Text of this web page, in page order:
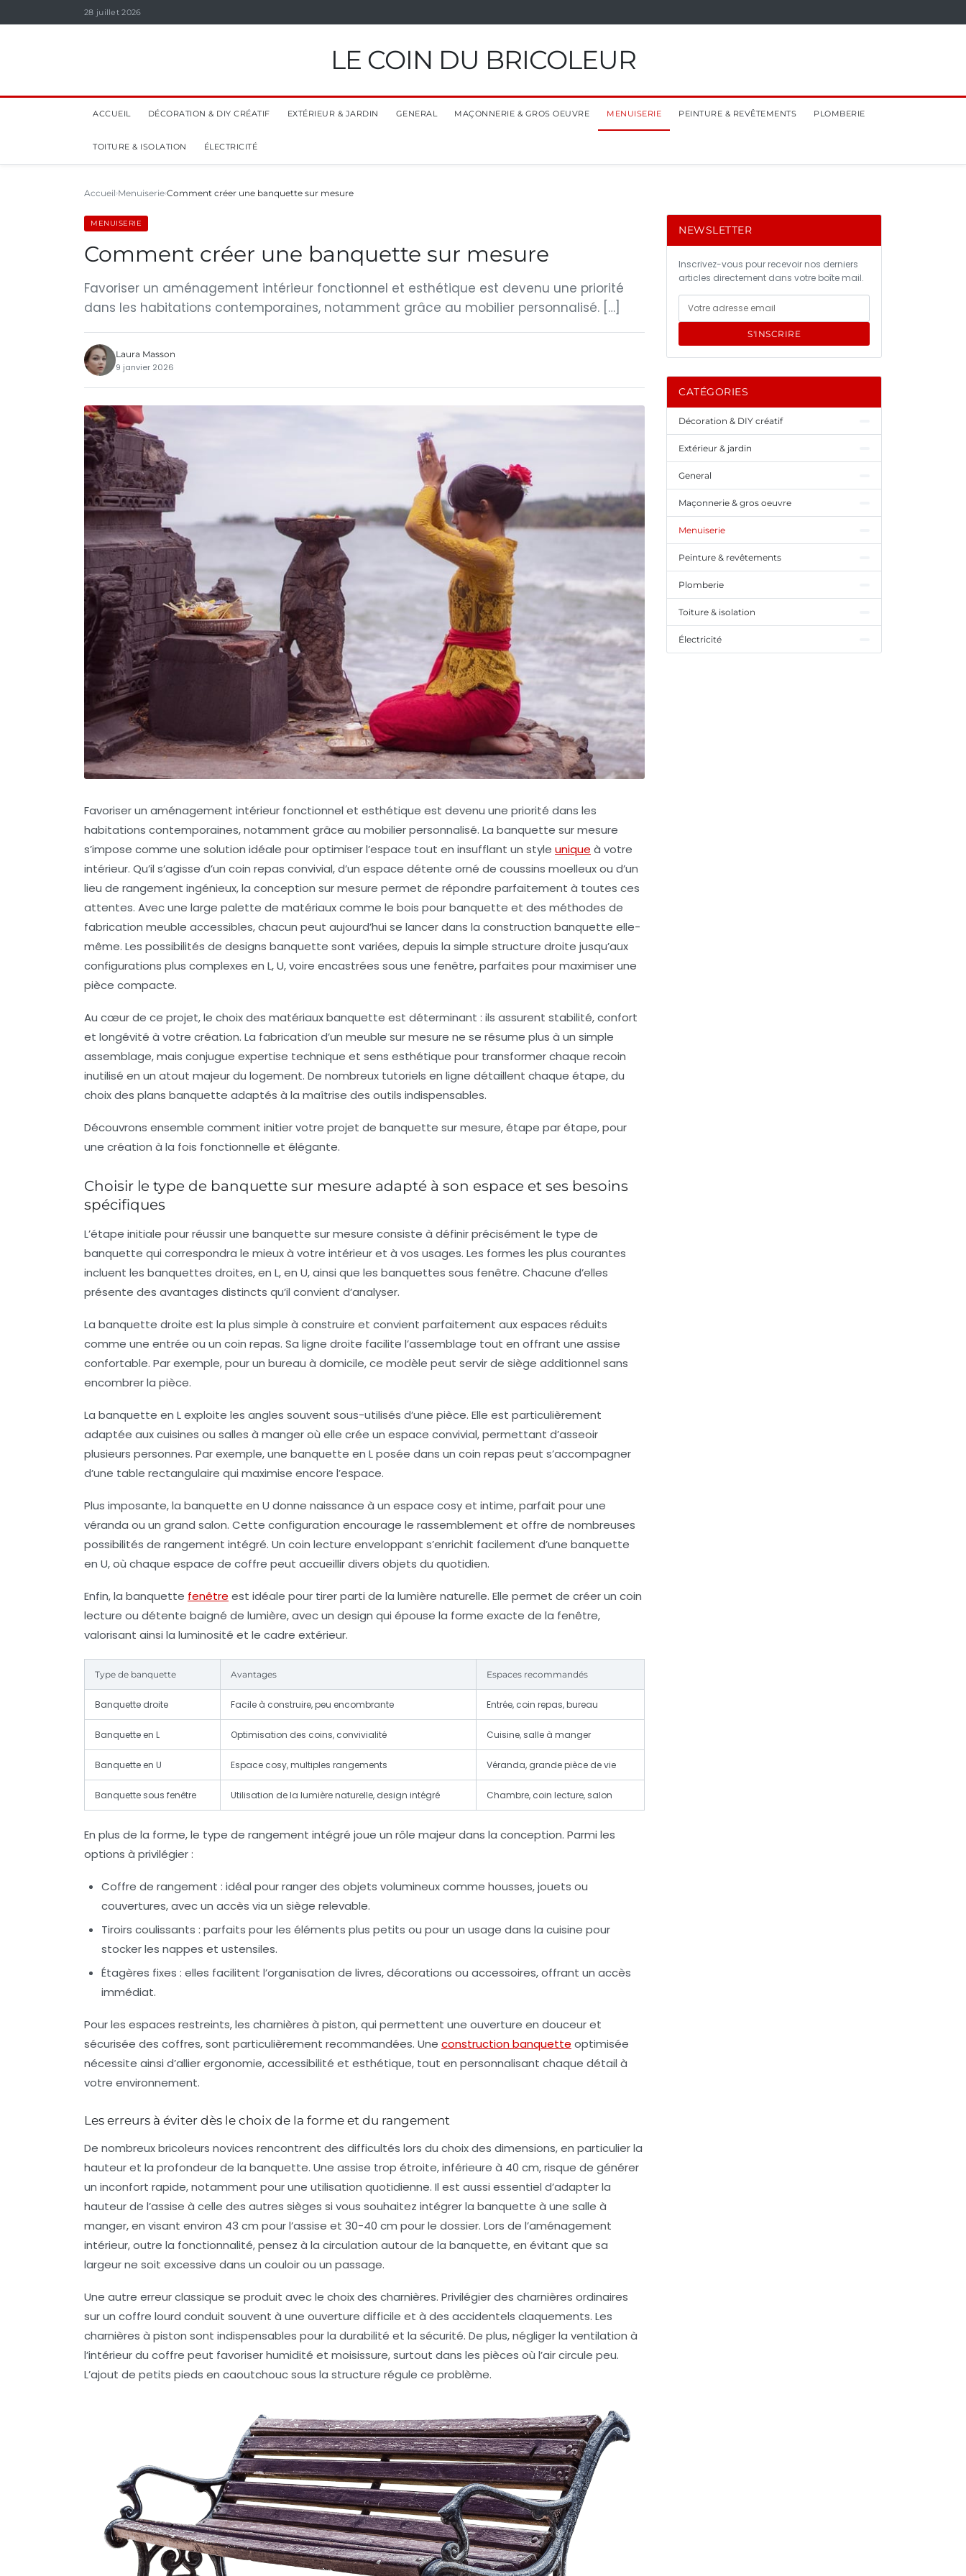
28 juillet 2026
LE COIN DU BRICOLEUR
ACCUEIL DÉCORATION & DIY CRÉATIF EXTÉRIEUR & JARDIN GENERAL MAÇONNERIE & GROS OEUVRE MENUISERIE PEINTURE & REVÊTEMENTS PLOMBERIE
TOITURE & ISOLATION ÉLECTRICITÉ
Accueil Menuiserie Comment créer une banquette sur mesure
MENUISERIE
Comment créer une banquette sur mesure
Favoriser un aménagement intérieur fonctionnel et esthétique est devenu une priorité
dans les habitations contemporaines, notamment grâce au mobilier personnalisé. […]
Laura Masson
9 janvier 2026
Favoriser un aménagement intérieur fonctionnel et esthétique est devenu une priorité dans les
habitations contemporaines, notamment grâce au mobilier personnalisé. La banquette sur mesure
s’impose comme une solution idéale pour optimiser l’espace tout en insufflant un style unique à votre
intérieur. Qu’il s’agisse d’un coin repas convivial, d’un espace détente orné de coussins moelleux ou d’un
lieu de rangement ingénieux, la conception sur mesure permet de répondre parfaitement à toutes ces
attentes. Avec une large palette de matériaux comme le bois pour banquette et des méthodes de
fabrication meuble accessibles, chacun peut aujourd’hui se lancer dans la construction banquette elle-
même. Les possibilités de designs banquette sont variées, depuis la simple structure droite jusqu’aux
configurations plus complexes en L, U, voire encastrées sous une fenêtre, parfaites pour maximiser une
pièce compacte.
Au cœur de ce projet, le choix des matériaux banquette est déterminant : ils assurent stabilité, confort
et longévité à votre création. La fabrication d’un meuble sur mesure ne se résume plus à un simple
assemblage, mais conjugue expertise technique et sens esthétique pour transformer chaque recoin
inutilisé en un atout majeur du logement. De nombreux tutoriels en ligne détaillent chaque étape, du
choix des plans banquette adaptés à la maîtrise des outils indispensables.
Découvrons ensemble comment initier votre projet de banquette sur mesure, étape par étape, pour
une création à la fois fonctionnelle et élégante.
Choisir le type de banquette sur mesure adapté à son espace et ses besoins
spécifiques
L’étape initiale pour réussir une banquette sur mesure consiste à définir précisément le type de
banquette qui correspondra le mieux à votre intérieur et à vos usages. Les formes les plus courantes
incluent les banquettes droites, en L, en U, ainsi que les banquettes sous fenêtre. Chacune d’elles
présente des avantages distincts qu’il convient d’analyser.
La banquette droite est la plus simple à construire et convient parfaitement aux espaces réduits
comme une entrée ou un coin repas. Sa ligne droite facilite l’assemblage tout en offrant une assise
confortable. Par exemple, pour un bureau à domicile, ce modèle peut servir de siège additionnel sans
encombrer la pièce.
La banquette en Lexploite les angles souvent sous-utilisés d’une pièce. Elle est particulièrement
adaptée aux cuisines ou salles à manger où elle crée un espace convivial, permettant d’asseoir
plusieurs personnes. Par exemple, une banquette en L posée dans un coin repas peut s’accompagner
d’une table rectangulaire qui maximise encore l’espace.
Plus imposante, la banquette en U donne naissance à un espace cosy et intime, parfait pour une
véranda ou un grand salon. Cette configuration encourage le rassemblement et offre de nombreuses
possibilités de rangement intégré. Un coin lecture enveloppant s’enrichit facilement d’une banquette
en U, où chaque espace de coffre peut accueillir divers objets du quotidien.
Enfin, la banquette fenêtre est idéale pour tirer parti de la lumière naturelle. Elle permet de créer un coin
lecture ou détente baigné de lumière, avec un design qui épouse la forme exacte de la fenêtre,
valorisant ainsi la luminosité et le cadre extérieur.
Type de banquette Avantages Espaces recommandés
Banquette droite Facile à construire, peu encombrante Entrée, coin repas, bureau
Banquette en L Optimisation des coins, convivialité Cuisine, salle à manger
Banquette en U Espace cosy, multiples rangements Véranda, grande pièce de vie
Banquette sous fenêtre Utilisation de la lumière naturelle, design intégré Chambre, coin lecture, salon
En plus de la forme, le type de rangement intégré joue un rôle majeur dans la conception. Parmi les
options à privilégier :
Coffre de rangement : idéal pour ranger des objets volumineux comme housses, jouets ou
couvertures, avec un accès via un siège relevable.
Tiroirs coulissants : parfaits pour les éléments plus petits ou pour un usage dans la cuisine pour
stocker les nappes et ustensiles.
Étagères fixes : elles facilitent l’organisation de livres, décorations ou accessoires, offrant un accès
immédiat.
Pour les espaces restreints, les charnières à piston, qui permettent une ouverture en douceur et
sécurisée des coffres, sont particulièrement recommandées. Une construction banquette optimisée
nécessite ainsi d’allier ergonomie, accessibilité et esthétique, tout en personnalisant chaque détail à
votre environnement.
Les erreurs à éviter dès le choix de la forme et du rangement
De nombreux bricoleurs novices rencontrent des difficultés lors du choix des dimensions, en particulier la
hauteur et la profondeur de la banquette. Une assise trop étroite, inférieure à 40 cm, risque de générer
un inconfort rapide, notamment pour une utilisation quotidienne. Il est aussi essentiel d’adapter la
hauteur de l’assise à celle des autres sièges si vous souhaitez intégrer la banquette à une salle à
manger, en visant environ 43 cm pour l’assise et 30-40 cm pour le dossier. Lors de l’aménagement
intérieur, outre la fonctionnalité, pensez à la circulation autour de la banquette, en évitant que sa
largeur ne soit excessive dans un couloir ou un passage.
Une autre erreur classique se produit avec le choix des charnières. Privilégier des charnières ordinaires
sur un coffre lourd conduit souvent à une ouverture difficile et à des accidentels claquements. Les
charnières à piston sont indispensables pour la durabilité et la sécurité. De plus, négliger la ventilation à
l’intérieur du coffre peut favoriser humidité et moisissure, surtout dans les pièces où l’air circule peu.
L’ajout de petits pieds en caoutchouc sous la structure régule ce problème.
NEWSLETTER
Inscrivez-vous pour recevoir nos derniers
articles directement dans votre boîte mail.
S'INSCRIRE
CATÉGORIES
Décoration & DIY créatif
Extérieur & jardin
General
Maçonnerie & gros oeuvre
Menuiserie
Peinture & revêtements
Plomberie
Toiture & isolation
Électricité